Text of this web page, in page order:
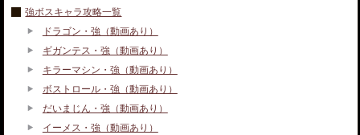
強ボスキャラ攻略一覧
ドラゴン・強（動画あり）
ギガンテス・強（動画あり）
キラーマシン・強（動画あり）
ボストロール・強（動画あり）
だいまじん・強（動画あり）
イーメス・強（動画あり）